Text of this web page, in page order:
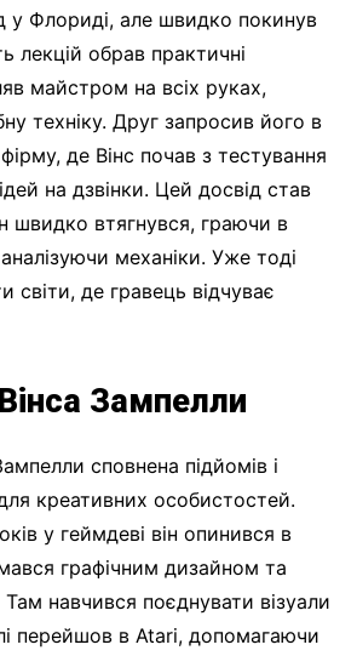
у Флориді, але швидко покинув
лекцій обрав практичні
майстром на всіх руках,
техніку. Друг запросив його в
де Вінс почав з тестування
на дзвінки. Цей досвід став
швидко втягнувся, граючи в
механіки. Уже тоді
світи, де гравець відчуває
Зампелли
сповнена підйомів і
креативних особистостей.
у геймдеві він опинився в
графічним дизайном та
навчився поєднувати візуали
перейшов в Atari, допомагаючи